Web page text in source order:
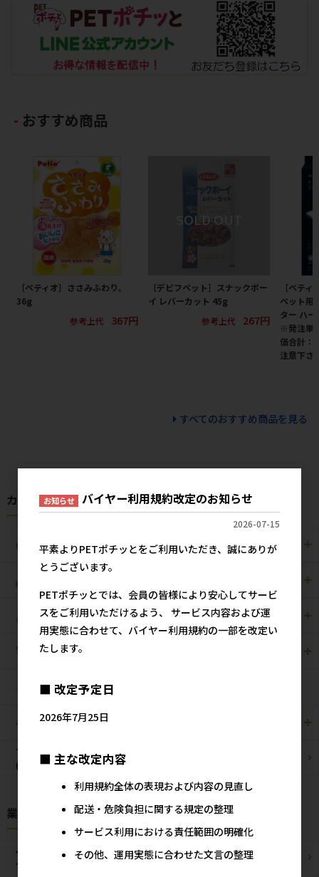
おすすめ商品
［ペティオ］ささみふわり。
36g
参考上代
367円
［デビフペット］スナックボー
イ レバーカット 45g
参考上代
267円
［ペテ
ペット用
ター ハ
※発注単
価合計：
注意下さ
すべてのおすすめ商品を見る
カテゴリから探す
犬用 猫用
小動物用 鳥用
爬虫・両生類
昆虫
その他/雑貨
ブリーダーパック
(プロ製品)
業種様別 特設ページ
ペットショップ/
サロン様
ブリーダー様
お知らせ バイヤー利用規約改定のお知らせ
2026-07-15
平素よりPETポチッとをご利用いただき、誠にありが
とうございます。
PETポチッとでは、会員の皆様により安心してサービ
スをご利用いただけるよう、 サービス内容および運
用実態に合わせて、バイヤー利用規約の一部を改定い
たします。
■ 改定予定日
2026年7月25日
■ 主な改定内容
利用規約全体の表現および内容の見直し
配送・危険負担に関する規定の整理
サービス利用における責任範囲の明確化
その他、運用実態に合わせた文言の整理